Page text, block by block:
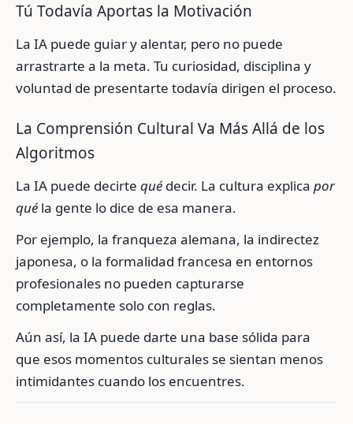
Tú Todavía Aportas la Motivación
La IA puede guiar y alentar, pero no puede
arrastrarte a la meta. Tu curiosidad, disciplina y
voluntad de presentarte todavía dirigen el proceso.
La Comprensión Cultural Va Más Allá de los
Algoritmos
La IA puede decirte qué decir. La cultura explica por
qué la gente lo dice de esa manera.
Por ejemplo, la franqueza alemana, la indirectez
japonesa, o la formalidad francesa en entornos
profesionales no pueden capturarse
completamente solo con reglas.
Aún así, la IA puede darte una base sólida para
que esos momentos culturales se sientan menos
intimidantes cuando los encuentres.